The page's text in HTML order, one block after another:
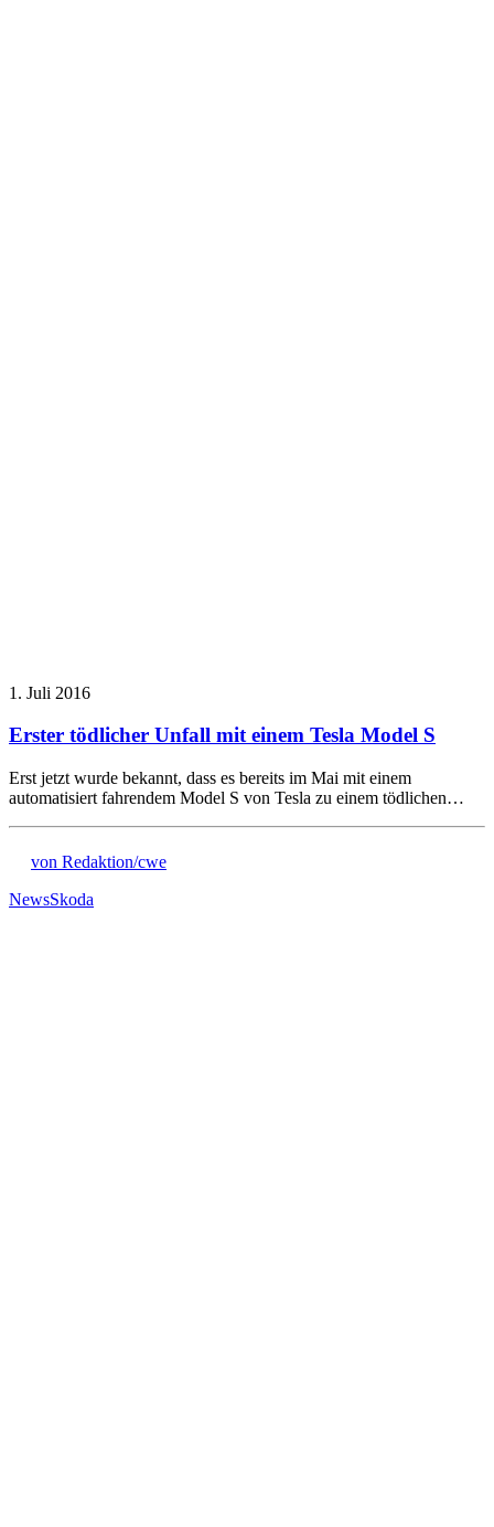
1. Juli 2016
Erster tödlicher Unfall mit einem Tesla Model S
Erst jetzt wurde bekannt, dass es bereits im Mai mit einem
automatisiert fahrendem Model S von Tesla zu einem tödlichen…
von Redaktion/cwe
NewsSkoda